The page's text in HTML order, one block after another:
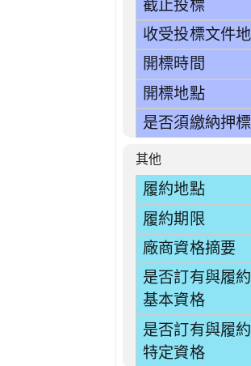
截止投標
收受投標文件
開標時間
開標地點
是否須繳納押
其他
履約地點
履約期限
廠商資格摘要
是否訂有與履
基本資格
是否訂有與履
特定資格